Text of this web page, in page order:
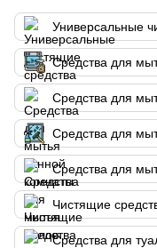
Универсальные
Средства для
Средства для
Средства для
Средства для
Чистящие
Средства для